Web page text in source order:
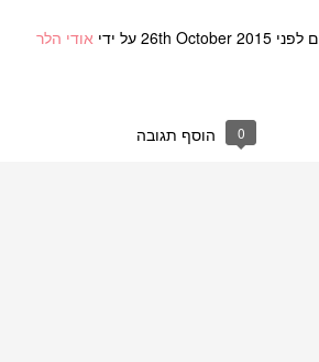
לפני 26th October 2015 על ידי אודי הלר
0 הוסף תגובה
מפספסים את התמונה הגדולה. ישראל של 2019, וישראל של 1973 וגם ישראל
למי שטרם) מציבה מראה שאיש לא יוצא בה
אותי מ"סליחה על השאלה"?